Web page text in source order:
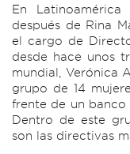
En
después de Rina
el cargo de
desde hace unos
mundial, Verónica
grupo de 14
frente de un banco
Dentro de este
son las directivas